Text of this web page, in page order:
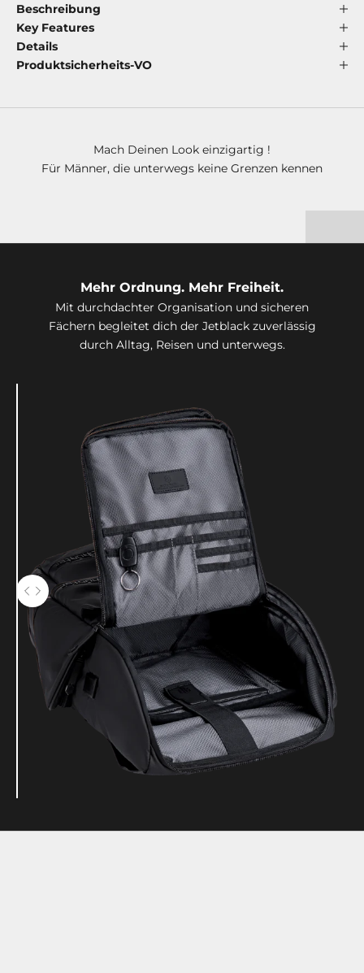
Beschreibung
Key Features
Details
Produktsicherheits-VO
Mach Deinen Look einzigartig !
Für Männer, die unterwegs keine Grenzen kennen
Mehr Ordnung. Mehr Freiheit.
Mit durchdachter Organisation und sicheren
Fächern begleitet dich der Jetblack zuverlässig
durch Alltag, Reisen und unterwegs.
Verwenden Sie die Pfeiltasten links und rechts, um